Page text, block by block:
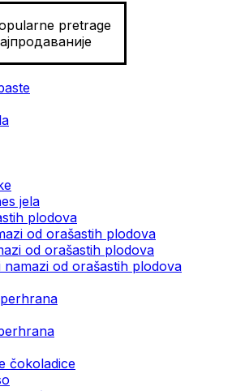
pretrage
jela
plodova
od orašastih plodova
od orašastih plodova
namazi od orašastih plodova
čokoladice